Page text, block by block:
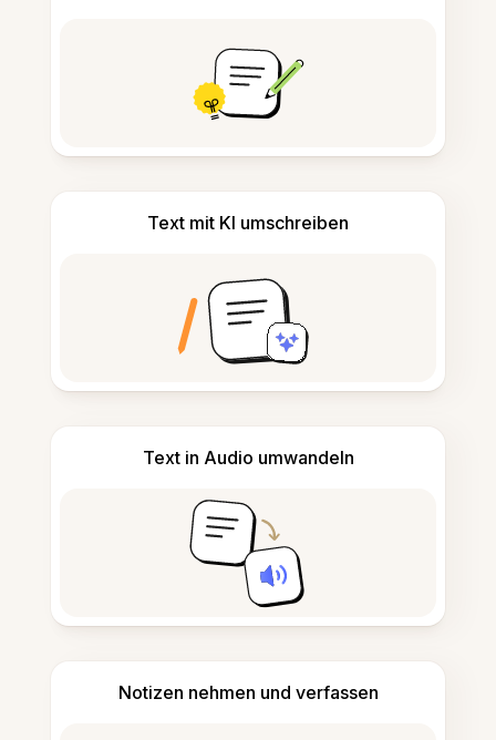
Text mit KI umschreiben
Text in Audio umwandeln
Notizen nehmen und verfassen